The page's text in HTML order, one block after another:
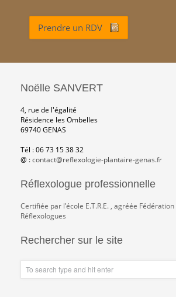
Prendre un RDV
Noëlle SANVERT
4, rue de l'égalité
Résidence les Ombelles
69740 GENAS
Tél : 06 73 15 38 32
@ :contact@reflexologie-plantaire-genas.fr
Réflexologue professionnelle
Certifiée par l’école E.T.R.E. , agréée
Réflexologues
Rechercher sur le site